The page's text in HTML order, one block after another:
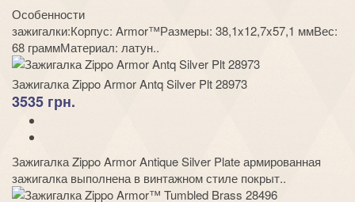
Особенности
зажигалки:Корпус: Armor™Размеры: 38,1x12,7x57,1 ммВес:
68 граммМатериал: латун..
Зажигалка Zippo Armor Antq Silver Plt 28973
3535 грн.
Зажигалка Zippo Armor Antique Silver Plate армированная
зажигалка выполнена в винтажном стиле покрыт..